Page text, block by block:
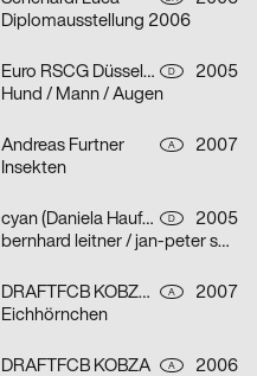
Diplomausstellung 2006
Euro RSCG Düsseldorf D
2005
Hund / Mann / Augen
Andreas Furtner A
2007
Insekten
cyan (Daniela Haufe + Detlef Fiedler) D
2005
bernhard leitner / jan-peter sonntag
DRAFTFCB KOBZA, Andreas Furtner A
2007
Eichhörnchen
DRAFTFCB KOBZA A
2006